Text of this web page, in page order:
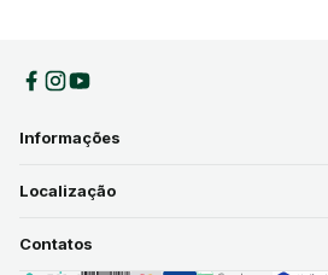
Informações
Localização
Contatos